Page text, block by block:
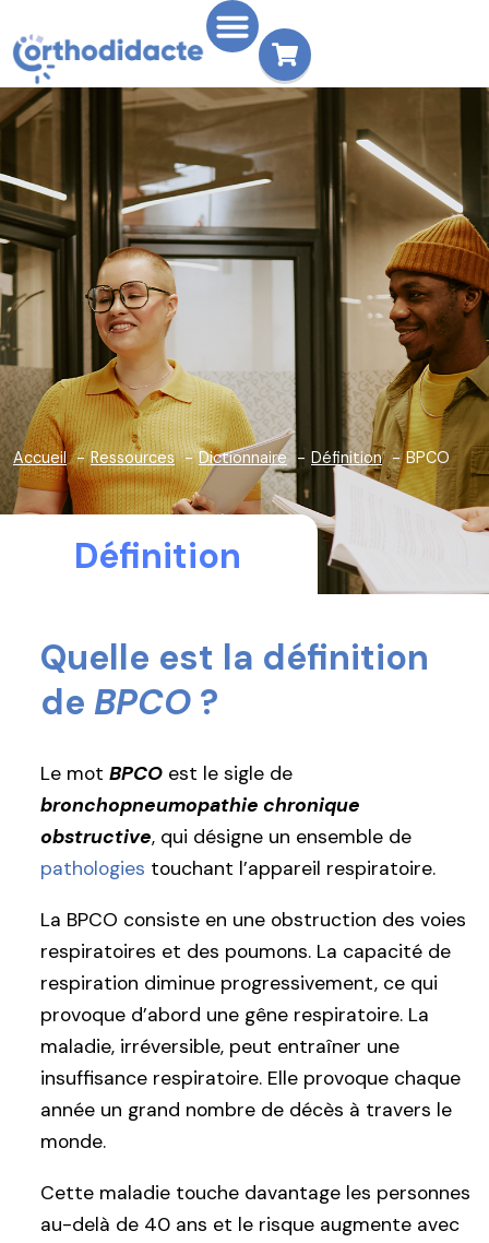
Accueil Ressources Dictionnaire Définition BPCO
Définition
Quelle est la définition
de BPCO ?
Le mot BPCO est le sigle de
bronchopneumopathie chronique
obstructive, qui désigne un ensemble de
pathologies touchant l’appareil respiratoire.
La BPCO consiste en une obstruction des voies
respiratoires et des poumons. La capacité de
respiration diminue progressivement, ce qui
provoque d’abord une gêne respiratoire. La
maladie, irréversible, peut entraîner une
insuffisance respiratoire. Elle provoque chaque
année un grand nombre de décès à travers le
monde.
Cette maladie touche davantage les personnes
au-delà de 40 ans et le risque augmente avec